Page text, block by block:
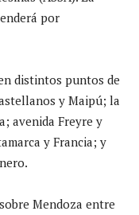
por
distintos puntos de
y Maipú; la
avenida Freyre y
y Francia; y
Mendoza entre